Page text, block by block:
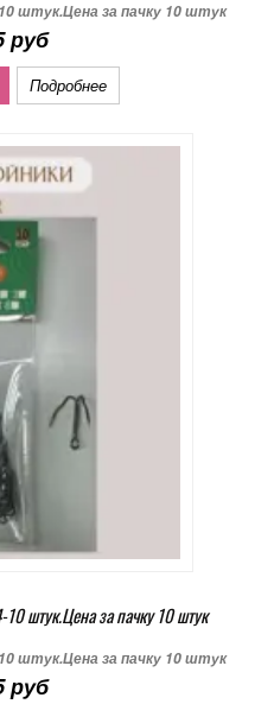
штук.Цена за пачку 10 штук
руб
Подробнее
штук.Цена за пачку 10 штук
штук.Цена за пачку 10 штук
руб